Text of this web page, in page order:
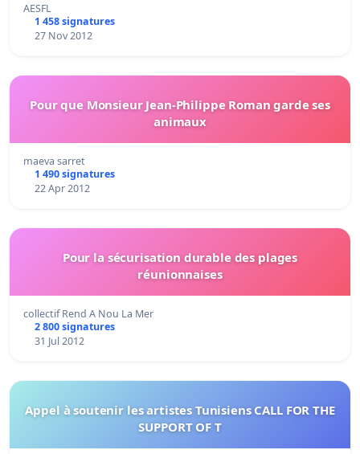
AESFL
1 458 signatures
27 Nov 2012
Pour que Monsieur Jean-Philippe Roman garde ses
animaux
maeva sarret
1 490 signatures
22 Apr 2012
Pour la sécurisation durable des plages
réunionnaises
collectif Rend A Nou La Mer
2 800 signatures
31 Jul 2012
Appel à soutenir les artistes Tunisiens CALL FOR THE
SUPPORT OF T